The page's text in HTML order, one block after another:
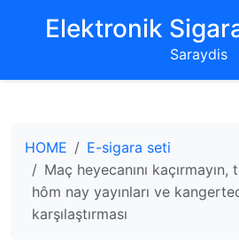
‌Elektronik
Saraydis
HOME
E-sigara seti
Maç heyecanını
hôm nay yayınları ve
karşılaştırması